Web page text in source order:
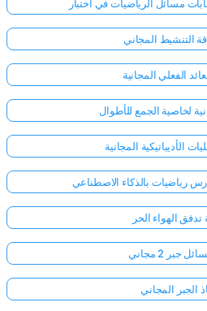
التنشيط المجاني
الفعلي المجانية
لخاصية الجمع للأطوال
الأديباتيكية المجانية
رياضيات بالذكاء الاصطناعي
الهواء الحر
جبر 2 مجاني
الجبر المجاني